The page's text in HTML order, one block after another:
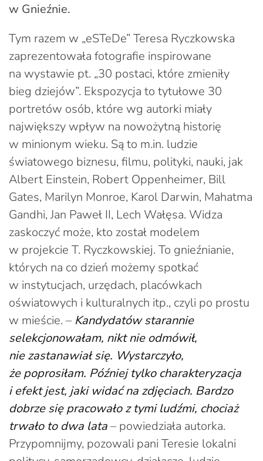
w Gnieźnie.
Tym razem w „eSTeDe” Teresa Ryczkowska
zaprezentowała fotografie inspirowane
na wystawie pt. „30 postaci, które zmieniły
bieg dziejów”. Ekspozycja to tytułowe 30
portretów osób, które wg autorki miały
największy wpływ na nowożytną historię
w minionym wieku. Są to m.in. ludzie
światowego biznesu, filmu, polityki, nauki, jak
Albert Einstein, Robert Oppenheimer, Bill
Gates, Marilyn Monroe, Karol Darwin, Mahatma
Gandhi, Jan Paweł II, Lech Wałęsa. Widza
zaskoczyć może, kto został modelem
w projekcie T. Ryczkowskiej. To gnieźnianie,
których na co dzień możemy spotkać
w instytucjach, urzędach, placówkach
oświatowych i kulturalnych itp., czyli po prostu
w mieście. – Kandydatów starannie
selekcjonowałam, nikt nie odmówił,
nie zastanawiał się. Wystarczyło,
że poprosiłam. Później tylko charakteryzacja
i efekt jest, jaki widać na zdjęciach. Bardzo
dobrze się pracowało z tymi ludźmi, chociaż
trwało to dwa lata– powiedziała autorka.
Przypomnijmy, pozowali pani Teresie lokalni